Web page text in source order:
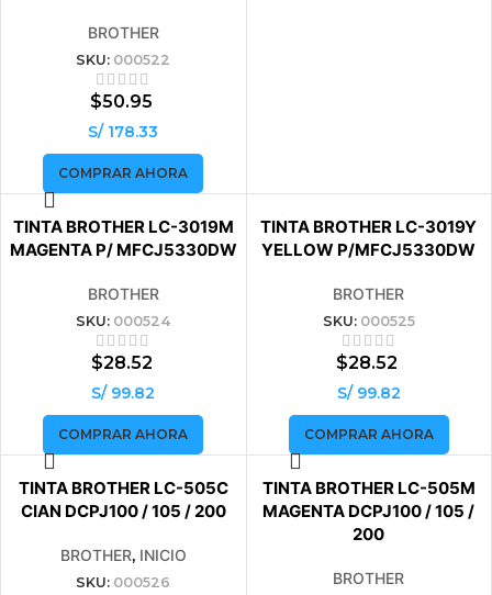
BROTHER
SKU: 000522
$50.95
S/ 178.33
COMPRAR AHORA
VENDIDO
TINTA BROTHER LC-3019M
MAGENTA P/ MFCJ5330DW
BROTHER
SKU: 000524
$28.52
S/ 99.82
COMPRAR AHORA
VENDIDO
TINTA BROTHER LC-3019Y
YELLOW P/MFCJ5330DW
BROTHER
SKU: 000525
$28.52
S/ 99.82
COMPRAR AHORA
VENDIDO
TINTA BROTHER LC-505C
CIAN DCPJ100 / 105 / 200
BROTHER, INICIO
SKU: 000526
VENDIDO
TINTA BROTHER LC-505M
MAGENTA DCPJ100 / 105 /
200
BROTHER